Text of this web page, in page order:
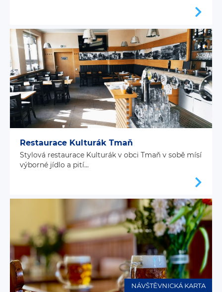
Restaurace Kulturák Tmaň
Stylová restaurace Kulturák v obci Tmaň v sobě mísí
výborné jídlo a pití...
NÁVŠTĚVNICKÁ KARTA